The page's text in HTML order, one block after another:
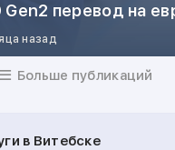
Gen2 перевод на
назад
Больше публикаций
в Витебске